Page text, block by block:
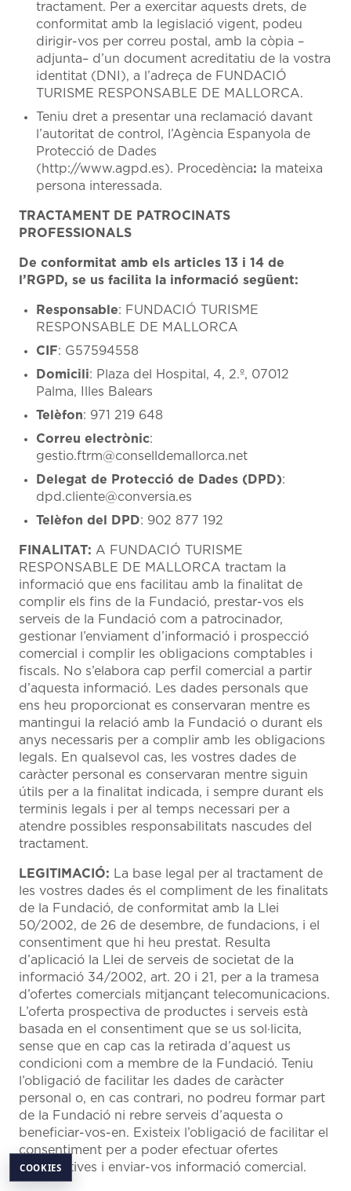
tractament. Per a exercitar aquests drets, de
conformitat amb la legislació vigent, podeu
dirigir-vos per correu postal, amb la còpia –
adjunta– d’un document acreditatiu de la vostra
identitat (DNI), a l’adreça de FUNDACIÓ
TURISME RESPONSABLE DE MALLORCA.
Teniu dret a presentar una reclamació davant
l’autoritat de control, l’Agència Espanyola de
Protecció de Dades
(http://www.agpd.es). Procedència: la mateixa
persona interessada.
TRACTAMENT DE PATROCINATS
PROFESSIONALS
De conformitat amb els articles 13 i 14 de
l’RGPD, se us facilita la informació següent:
Responsable: FUNDACIÓ TURISME
RESPONSABLE DE MALLORCA
CIF: G57594558
Domicili: Plaza del Hospital, 4, 2.º, 07012
Palma, Illes Balears
Telèfon: 971 219 648
Correu electrònic:
gestio.ftrm@conselldemallorca.net
Delegat de Protecció de Dades (DPD):
dpd.cliente@conversia.es
Telèfon del DPD: 902 877 192
FINALITAT: A FUNDACIÓ TURISME
RESPONSABLE DE MALLORCA tractam la
informació que ens facilitau amb la finalitat de
complir els fins de la Fundació, prestar-vos els
serveis de la Fundació com a patrocinador,
gestionar l’enviament d’informació i prospecció
comercial i complir les obligacions comptables i
fiscals. No s’elabora cap perfil comercial a partir
d’aquesta informació. Les dades personals que
ens heu proporcionat es conservaran mentre es
mantingui la relació amb la Fundació o durant els
anys necessaris per a complir amb les obligacions
legals. En qualsevol cas, les vostres dades de
caràcter personal es conservaran mentre siguin
útils per a la finalitat indicada, i sempre durant els
terminis legals i per al temps necessari per a
atendre possibles responsabilitats nascudes del
tractament.
LEGITIMACIÓ: La base legal per al tractament de
les vostres dades és el compliment de les finalitats
de la Fundació, de conformitat amb la Llei
50/2002, de 26 de desembre, de fundacions, i el
consentiment que hi heu prestat. Resulta
d’aplicació la Llei de serveis de societat de la
informació 34/2002, art. 20 i 21, per a la tramesa
d’ofertes comercials mitjançant telecomunicacions.
L’oferta prospectiva de productes i serveis està
basada en el consentiment que se us sol·licita,
sense que en cap cas la retirada d’aquest us
condicioni com a membre de la Fundació. Teniu
l’obligació de facilitar les dades de caràcter
personal o, en cas contrari, no podreu formar part
de la Fundació ni rebre serveis d’aquesta o
beneficiar-vos-en. Existeix l’obligació de facilitar el
consentiment per a poder efectuar ofertes
prospectives i enviar-vos informació comercial.
COOKIES